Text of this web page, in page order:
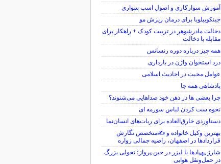
آموزش سوارکاری و اصول اسب سواری
جینکوبیلوبا برای درمان ریزش مو
دخالت مادرشوهر در تربیت کودک + راهکار برای
مقابله با دخالت
همه چیز درباره دوره رنسانس
درد استخوان واژن در بارداری
عوامل محبت در احادیث اسلامى
پادشاهی همه جا
چرا بعضی ها در ذهن خود صداهایی می‌شنوند؟
نحوه ست کردن لباس سورمه ای
دستاوردی خارق‌العاده برای ربات‌های انسان‌نما
بهترین وکیل خانواده و ✍️متخصص نگارش
قراردادها در اصفهان، راضیه جمالی زواره
شارژ پهپادها با لیزر در حین پرواز؛ تحولی بزرگ
در حمل‌ونقل هوایی